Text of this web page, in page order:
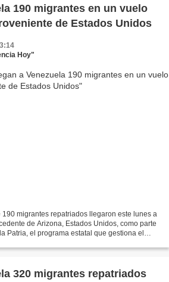
190 migrantes en un vuelo
de Estados Unidos
Hoy"
190 migrantes repatriados llegaron este lunes a
de Arizona, Estados Unidos, como parte
Patria, el programa estatal que gestiona el
320 migrantes repatriados